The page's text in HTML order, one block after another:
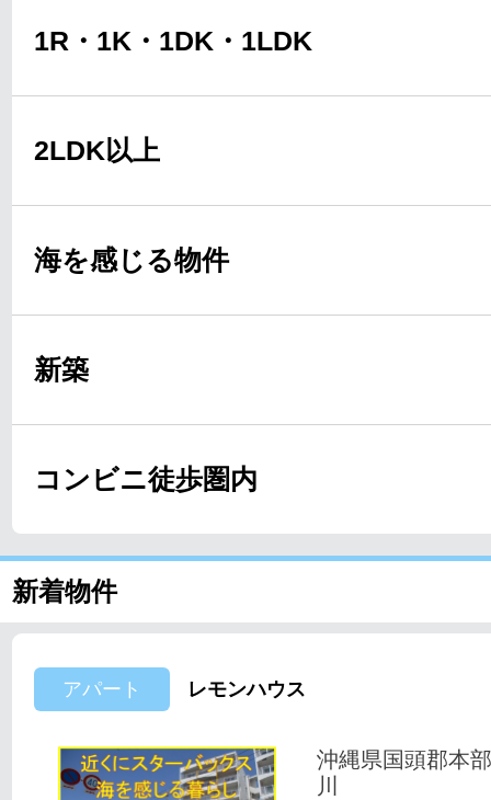
1R・1K・1DK・1LDK
2LDK以上
海を感じる物件
新築
コンビニ徒歩圏内
新着物件
アパート レモンハウス
沖縄県国頭郡本
川